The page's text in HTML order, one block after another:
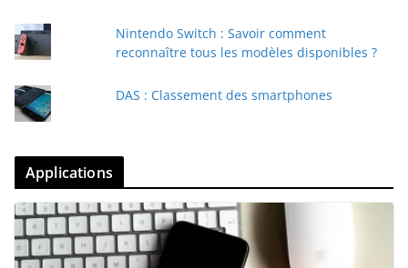
Nintendo Switch : Savoir comment
reconnaître tous les modèles disponibles ?
DAS : Classement des smartphones
Applications